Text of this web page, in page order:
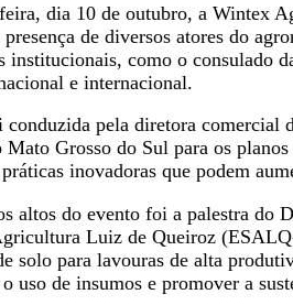
dia 10 de outubro, a Wintex
de diversos atores do
institucionais, como o consulado
e internacional.
pela diretora comercial
Mato Grosso do Sul para os
inovadoras que podem
altos do evento foi a palestra do
Luiz de Queiroz
solo para lavouras de alta
uso de insumos e promover a